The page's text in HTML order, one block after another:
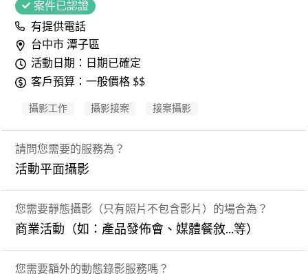
案件已認證
有提供電話
台中市 潭子區
活動日期：日期已確定
客戶預算：一般價格 $$
攝影工作 攝影接案 接案攝影
請問您需要的服務為？
活動平面攝影
您需要靜態攝影（只有照片不包含影片）的場合為？
商業活動（如：產品發佈會、媒體餐敘...等）
您需要額外的動態錄影服務嗎？